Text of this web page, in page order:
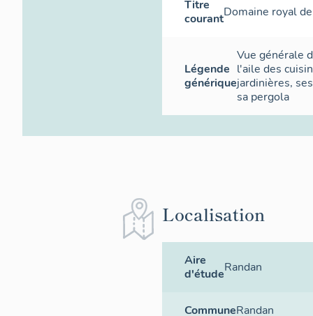
Titre
courantDomaine royal
Légende
générique
Vue générale
l'aile des
jardinières,
sa pergola
Localisation
Aire
d'étudeRandan
CommuneRandan